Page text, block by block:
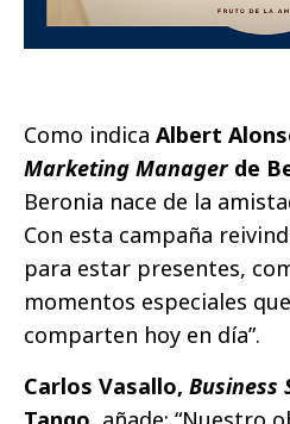
Como indica Albert
Marketing Managerde
Beronia nace de la
Con esta campaña
para estar presentes,
momentos especiales
comparten hoy en día”.
Carlos Vasallo, Business